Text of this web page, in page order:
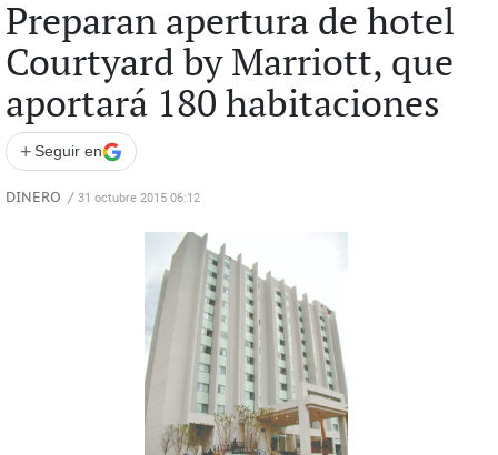
Preparan apertura de hotel
Courtyard by Marriott, que
aportará 180 habitaciones
+ Seguir en
DINERO / 31 octubre 2015 06:12